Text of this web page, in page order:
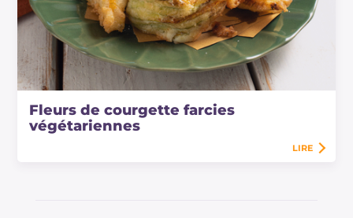
Fleurs de courgette farcies
végétariennes
LIRE